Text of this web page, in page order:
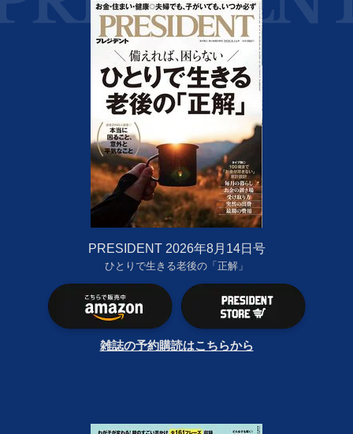
PRESIDENT 2026年8月14日号
ひとりで生きる老後の「正解」
雑誌の予約購読はこちらから